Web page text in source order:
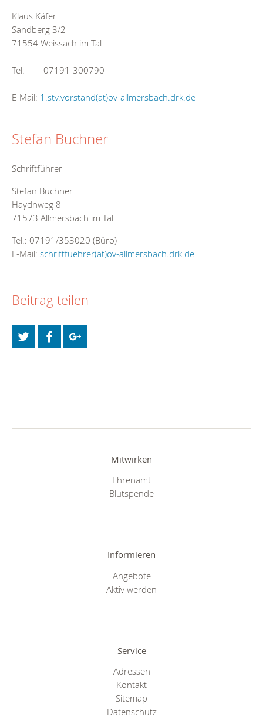
Klaus Käfer
Sandberg 3/2
71554 Weissach im Tal
Tel: 07191-300790
E-Mail: 1.stv.vorstand(at)ov-allmersbach.drk.de
Stefan Buchner
Schriftführer
Stefan Buchner
Haydnweg 8
71573 Allmersbach im Tal
Tel.: 07191/353020 (Büro)
E-Mail: schriftfuehrer(at)ov-allmersbach.drk.de
Beitrag teilen
Mitwirken
Ehrenamt
Blutspende
Informieren
Angebote
Aktiv werden
Service
Adressen
Kontakt
Sitemap
Datenschutz